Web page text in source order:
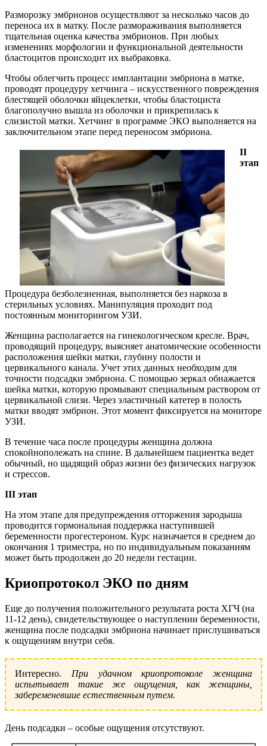
Разморозку эмбрионов осуществляют за несколько часов до
переноса их в матку. После размораживания выполняется
тщательная оценка качества эмбрионов. При любых
изменениях морфологии и функциональной деятельности
бластоцитов происходит их выбраковка.
Чтобы облегчить процесс имплантации эмбриона в матке,
проводят процедуру хетчинга – искусственного повреждения
блестящей оболочки яйцеклетки, чтобы бластоциста
благополучно вышла из оболочки и прикрепилась к
слизистой матки. Хетчинг в программе ЭКО выполняется на
заключительном этапе перед переносом эмбриона.
II
этап
Процедура безболезненная, выполняется без наркоза в
стерильных условиях. Манипуляция проходит под
постоянным мониторингом УЗИ.
Женщина располагается на гинекологическом кресле. Врач,
проводящий процедуру, выясняет анатомические особенности
расположения шейки матки, глубину полости и
цервикального канала. Учет этих данных необходим для
точности подсадки эмбриона. С помощью зеркал обнажается
шейка матки, которую промывают специальным раствором от
цервикальной слизи. Через эластичный катетер в полость
матки вводят эмбрион. Этот момент фиксируется на мониторе
УЗИ.
В течение часа после процедуры женщина должна
спокойнополежать на спине. В дальнейшем пациентка ведет
обычный, но щадящий образ жизни без физических нагрузок
и стрессов.
III этап
На этом этапе для предупреждения отторжения зародыша
проводится гормональная поддержка наступившей
беременности прогестероном. Курс назначается в среднем до
окончания 1 триместра, но по индивидуальным показаниям
может быть продолжен до 20 недели гестации.
Криопротокол ЭКО по дням
Еще до получения положительного результата роста ХГЧ (на
11-12 день), свидетельствующее о наступлении беременности,
женщина после подсадки эмбриона начинает прислушиваться
к ощущениям внутри себя.
Интересно. При удачном криопротоколе женщина
испытывает такие же ощущения, как женщины,
забеременевшие естественным путем.
День подсадки – особые ощущения отсутствуют.